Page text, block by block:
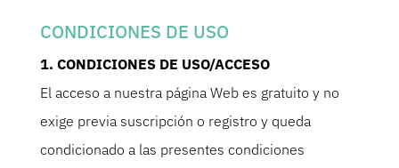
CONDICIONES DE USO
1. CONDICIONES DE USO/ACCESO
El acceso a nuestra página Web es gratuito y no
exige previa suscripción o registro y queda
condicionado a las presentes condiciones